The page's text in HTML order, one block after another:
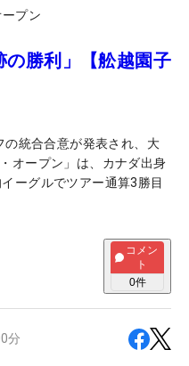
プン
の勝利」【舩越園子
の統合合意が発表され、大
オープン」は、カナダ出身
ーグルでツアー通算3勝目
コメン
ト
0件
分